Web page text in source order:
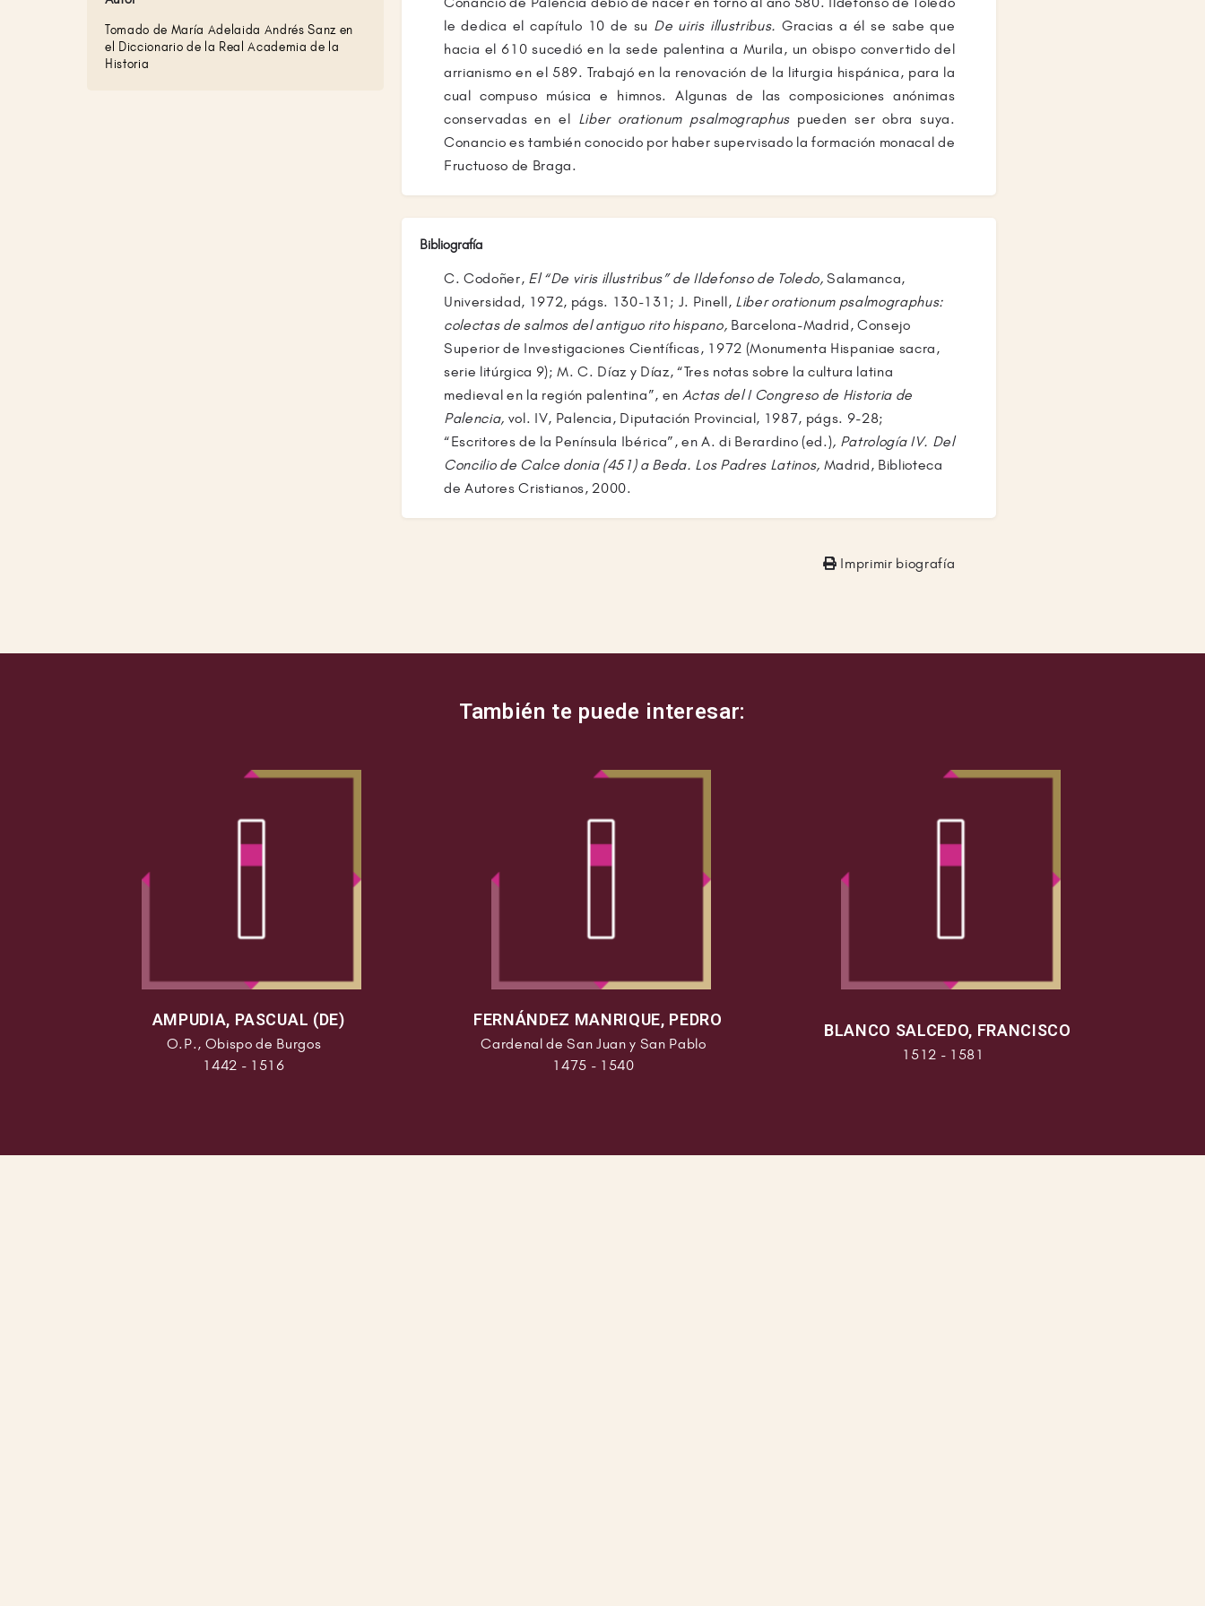
Tomado de María Adelaida Andrés Sanz en
el Diccionario de la Real Academia de la
Historia
le dedica el capítulo 10 de su De uiris illustribus.Gracias a él se sabe que
hacia el 610 sucedió en la sede palentina a Murila, un obispo convertido del
arrianismo en el 589. Trabajó en la renovación de la liturgia hispánica, para la
cual compuso música e himnos. Algunas de las composiciones anónimas
conservadas en el Liber orationum psalmographus pueden ser obra suya.
Conancio es también conocido por haber supervisado la formación monacal de
Fructuoso de Braga.
Bibliografía
C. Codoñer, El “De viris illustribus” de Ildefonso de Toledo,Salamanca,
Universidad, 1972, págs. 130-131; J. Pinell, Liber orationum psalmographus:
colectas de salmos del antiguo rito hispano, Barcelona-Madrid, Consejo
Superior de Investigaciones Científicas, 1972 (Monumenta Hispaniae sacra,
serie litúrgica 9); M. C. Díaz y Díaz, “Tres notas sobre la cultura latina
medieval en la región palentina”, en Actas del I Congreso de Historia de
Palencia, vol. IV, Palencia, Diputación Provincial, 1987, págs. 9-28;
“Escritores de la Península Ibérica”, en A. di Berardino (ed.), Patrología IV. Del
Concilio de Calce donia (451) a Beda. Los Padres Latinos, Madrid, Biblioteca
de Autores Cristianos, 2000.
Imprimir biografía
AMPUDIA, PASCUAL (DE)
O.P., Obispo de Burgos
1442 - 1516
FERNÁNDEZ MANRIQUE, PEDRO
Cardenal de San Juan y San Pablo
1475 - 1540
BLANCO SALCEDO, FRANCISCO
1512 - 1581